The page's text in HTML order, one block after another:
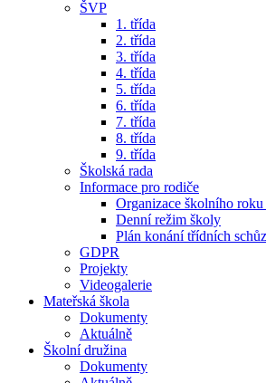
ŠVP
1. třída
2. třída
3. třída
4. třída
5. třída
6. třída
7. třída
8. třída
9. třída
Školská rada
Informace pro rodiče
Organizace školního roku
Denní režim školy
Plán konání třídních
GDPR
Projekty
Videogalerie
Mateřská škola
Dokumenty
Aktuálně
Školní družina
Dokumenty